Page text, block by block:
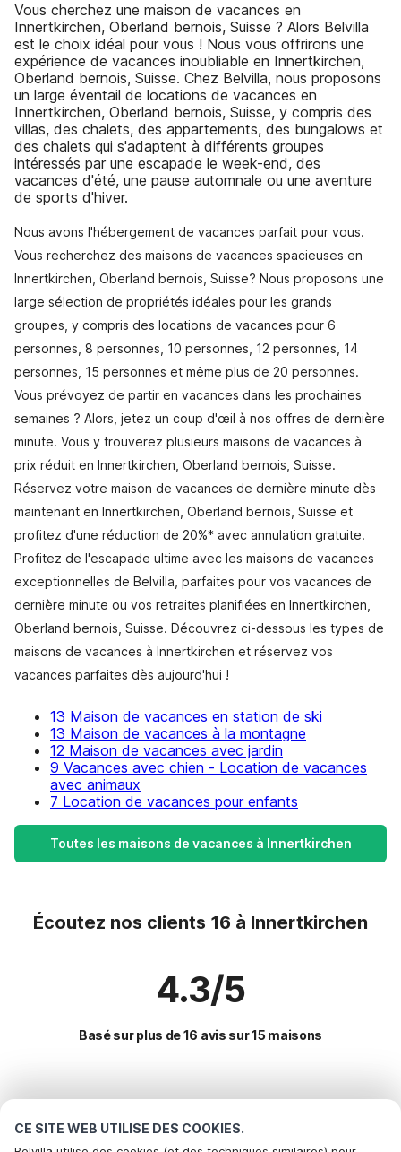
CE SITE WEB UTILISE DES COOKIES.
Vous cherchez une maison de vacances en
Innertkirchen, Oberland bernois, Suisse ? Alors Belvilla
est le choix idéal pour vous ! Nous vous offrirons une
expérience de vacances inoubliable en Innertkirchen,
Oberland bernois, Suisse. Chez Belvilla, nous proposons
un large éventail de locations de vacances en
Innertkirchen, Oberland bernois, Suisse, y compris des
villas, des chalets, des appartements, des bungalows et
des chalets qui s'adaptent à différents groupes
intéressés par une escapade le week-end, des
vacances d'été, une pause automnale ou une aventure
de sports d'hiver.
Nous avons l'hébergement de vacances parfait pour vous.
Vous recherchez des maisons de vacances spacieuses en
Innertkirchen, Oberland bernois, Suisse? Nous proposons une
large sélection de propriétés idéales pour les grands
groupes, y compris des locations de vacances pour 6
personnes, 8 personnes, 10 personnes, 12 personnes, 14
personnes, 15 personnes et même plus de 20 personnes.
Vous prévoyez de partir en vacances dans les prochaines
semaines ? Alors, jetez un coup d'œil à nos offres de dernière
minute. Vous y trouverez plusieurs maisons de vacances à
prix réduit en Innertkirchen, Oberland bernois, Suisse.
Réservez votre maison de vacances de dernière minute dès
maintenant en Innertkirchen, Oberland bernois, Suisse et
profitez d'une réduction de 20%* avec annulation gratuite.
Profitez de l'escapade ultime avec les maisons de vacances
exceptionnelles de Belvilla, parfaites pour vos vacances de
dernière minute ou vos retraites planifiées en Innertkirchen,
Oberland bernois, Suisse. Découvrez ci-dessous les types de
maisons de vacances à Innertkirchen et réservez vos
vacances parfaites dès aujourd'hui !
13 Maison de vacances en station de ski
13 Maison de vacances à la montagne
12 Maison de vacances avec jardin
9 Vacances avec chien - Location de vacances
avec animaux
7 Location de vacances pour enfants
Toutes les maisons de vacances à Innertkirchen
Écoutez nos clients 16 à Innertkirchen
4.3/5
Basé sur plus de 16 avis sur 15 maisons
vacances